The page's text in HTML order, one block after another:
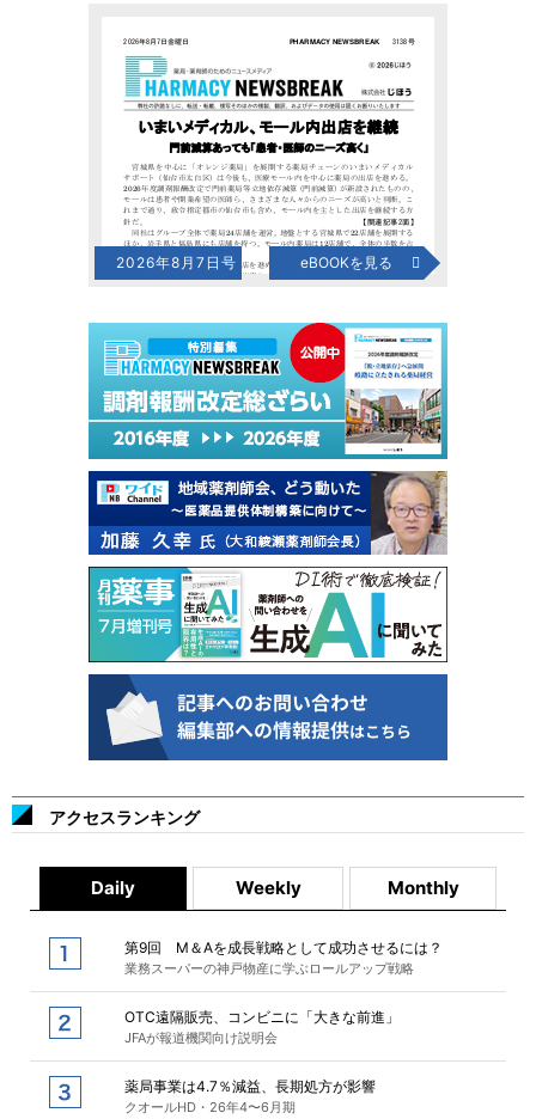
2026年8月7日号 eBOOKを見る
アクセスランキング
Daily Weekly Monthly
第9回 M＆Aを成長戦略として成功させるには？
業務スーパーの神戸物産に学ぶロールアップ戦略
OTC遠隔販売、コンビニに「大きな前進」
JFAが報道機関向け説明会
薬局事業は4.7％減益、長期処方が影響
クオールHD・26年4〜6月期